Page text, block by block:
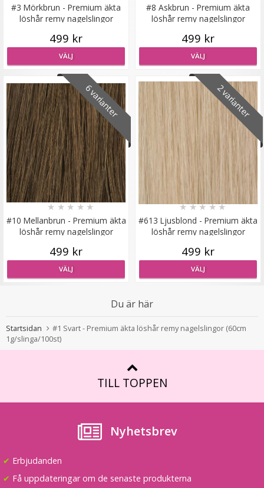
Hårkrans rosor till Midsommar
★★★ ★ ★
79 kr
149 kr
VÄLJ
★
LÄGG I VARUKORG
#3 Mörkbrun - Premium äkta
löshår remy nagelslingor
499 kr
VÄLJ
#8 Askbrun - Premium äkta
löshår remy nagelslingor
499 kr
VÄLJ
6 varianter
#10 Mellanbrun - Premium äkta
löshår remy nagelslingor
★★★★★
499 kr
VÄLJ
2 varianter
#613 Ljusblond - Premium äkta
löshår remy nagelslingor
★★★★★
499 kr
VÄLJ
Du är här
Startsidan
#1 Svart - Premium äkta löshår remy nagelslingor (60cm
1g/slinga/100st)
TILL TOPPEN
Nyhetsbrev
✔ Erbjudanden
✔ Få uppdateringar om de senaste produkterna